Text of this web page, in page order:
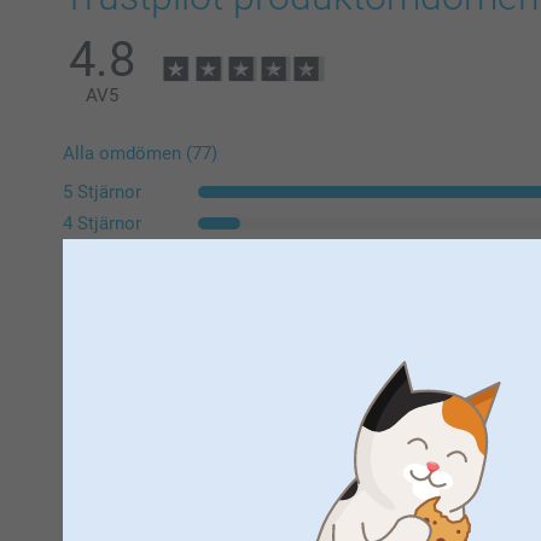
4.8
AV5
Alla omdömen (77)
5 Stjärnor
4 Stjärnor